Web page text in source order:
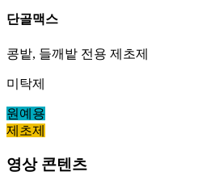
단골맥스
콩밭, 들깨밭 전용 제초제
미탁제
원예용
제초제
영상 콘텐츠